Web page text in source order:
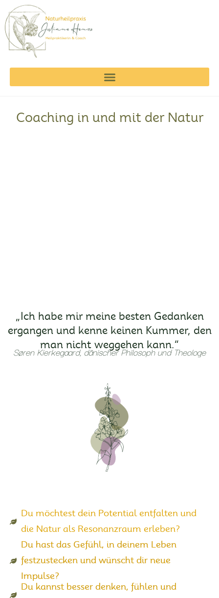
Coaching in und mit der Natur
„Ich habe mir meine besten Gedanken
ergangen und kenne keinen Kummer, den
man nicht weggehen kann.“
Søren Kierkegaard, dänischer Philosoph und Theologe
Du möchtest dein Potential entfalten und
die Natur als Resonanzraum erleben?
Du hast das Gefühl, in deinem Leben
festzustecken und wünscht dir neue
Impulse?
Du kannst besser denken, fühlen und